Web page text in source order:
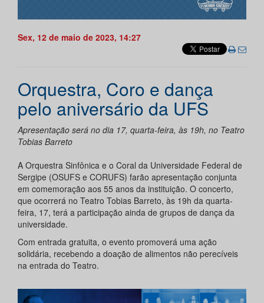
Sex, 12 de maio de 2023, 14:27
Orquestra, Coro e dança
pelo aniversário da UFS
Apresentação será no dia 17, quarta-feira, às 19h, no Teatro
Tobias Barreto
A Orquestra Sinfônica e o Coral da Universidade Federal de
Sergipe (OSUFS e CORUFS) farão apresentação conjunta
em comemoração aos 55 anos da instituição. O concerto,
que ocorrerá no Teatro Tobias Barreto, às 19h da quarta-
feira, 17, terá a participação ainda de grupos de dança da
universidade.
Com entrada gratuita, o evento promoverá uma ação
solidária, recebendo a doação de alimentos não perecíveis
na entrada do Teatro.